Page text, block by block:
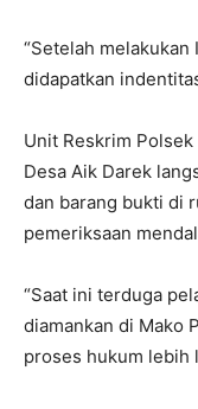
“Setelah
didapatkan
Unit Reskrim
Desa Aik Darek
dan barang bukti di
pemeriksaan
“Saat ini terduga
diamankan di Mako
proses hukum lebih